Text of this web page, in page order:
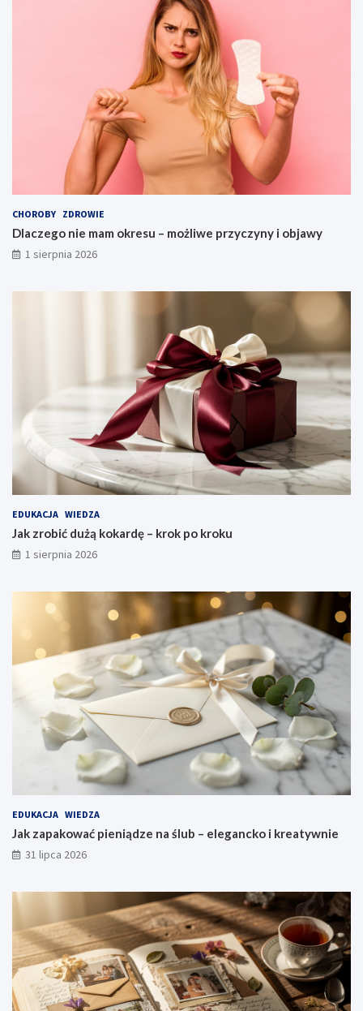
CHOROBY ZDROWIE
Dlaczego nie mam okresu – możliwe przyczyny i objawy
1 sierpnia 2026
EDUKACJA WIEDZA
Jak zrobić dużą kokardę – krok po kroku
1 sierpnia 2026
EDUKACJA WIEDZA
Jak zapakować pieniądze na ślub – elegancko i kreatywnie
31 lipca 2026